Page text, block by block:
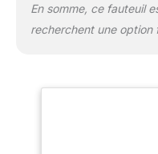
En somme, ce fauteuil
recherchent une option